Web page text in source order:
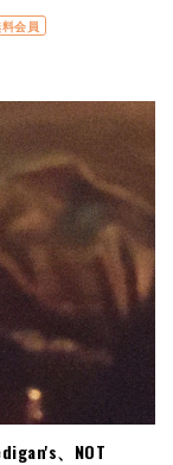
会員
、NOT